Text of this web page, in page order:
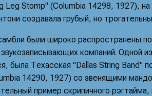
Leg Stomp" (Columbia 14298, 1927),
создавала грубый, но
были широко распространены
компаний. Одной
была Техасская "Dallas String Band"
14290, 1927) со звенящими
пример скрипичного